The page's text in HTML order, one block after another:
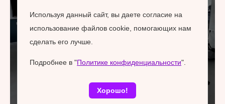
Используя данный сайт, вы даете согласие на
использование файлов cookie, помогающих нам
сделать его лучше.
Подробнее в "Политике конфиденциальности".
Хорошо!